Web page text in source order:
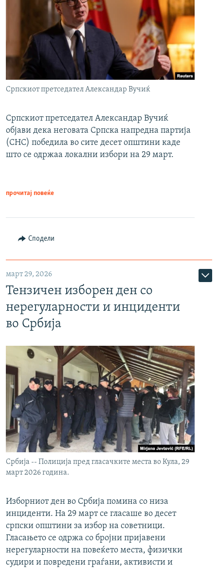
Српскиот претседател Александар Вучиќ
Српскиот претседател Александар Вучиќ
објави дека неговата Српска напредна партија
(СНС) победила во сите десет општини каде
што се одржаа локални избори на 29 март.
прочитај повеќе
Сподели
март 29, 2026
Тензичен изборен ден со
нерегуларности и инциденти
во Србија
Србија -- Полиција пред гласачките места во Кула, 29
март 2026 година.
Изборниот ден во Србија помина со низа
инциденти. На 29 март се гласаше во десет
српски општини за избор на советници.
Гласањето се одржа со бројни пријавени
нерегуларности на повеќето места, физички
судири и повредени граѓани, активисти и